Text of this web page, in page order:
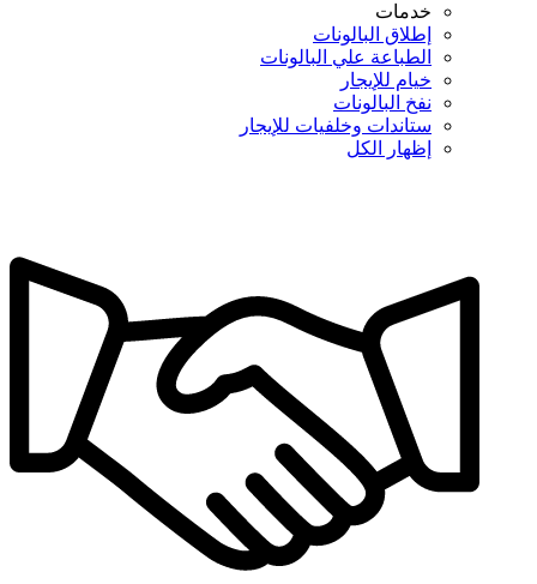
خدمات
إطلاق البالونات
الطباعة علي البالونات
خيام للإيجار
نفخ البالونات
ستاندات وخلفيات للإيجار
إظهار الكل